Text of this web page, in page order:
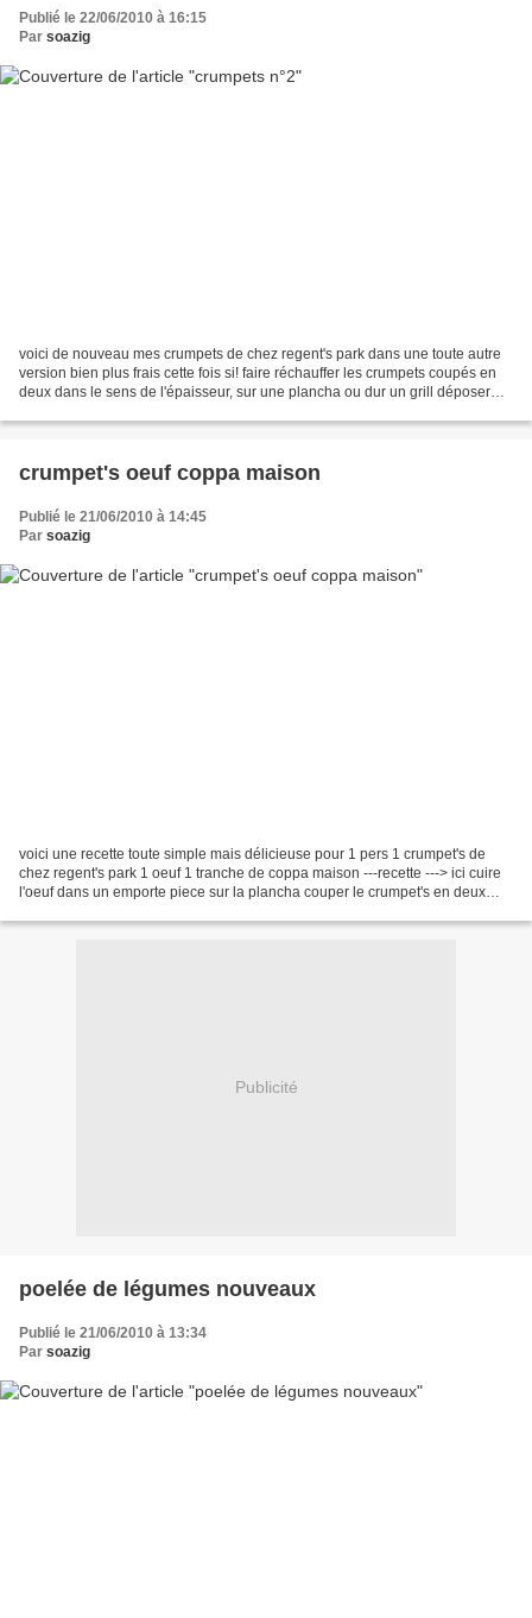
Publié le 22/06/2010 à 16:15
Par soazig
voici de nouveau mes crumpets de chez regent's park dans une toute autre
version bien plus frais cette fois si! faire réchauffer les crumpets coupés en
deux dans le sens de l'épaisseur, sur une plancha ou dur un grill déposer
crumpet's oeuf coppa maison
Publié le 21/06/2010 à 14:45
Par soazig
voici une recette toute simple mais délicieuse pour 1 pers 1 crumpet's de
chez regent's park 1 oeuf 1 tranche de coppa maison ---recette ---> ici cuire
l'oeuf dans un emporte piece sur la plancha couper le crumpet's en deux
Publicité
poelée de légumes nouveaux
Publié le 21/06/2010 à 13:34
Par soazig